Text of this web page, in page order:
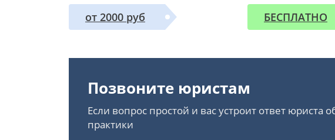
от 2000 руб
БЕСПЛАТНО
Позвоните юристам
Если вопрос простой и вас устроит ответ юриста
практики